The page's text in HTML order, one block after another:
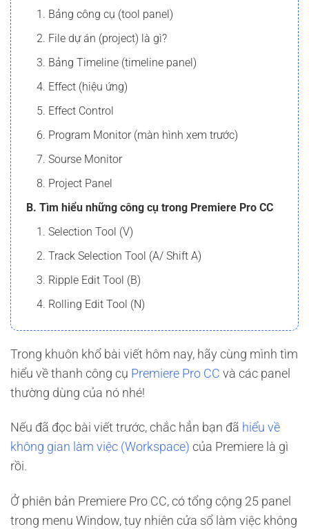
1. Bảng công cụ (tool panel)
2. File dự án (project) là gì?
3. Bảng Timeline (timeline panel)
4. Effect (hiệu ứng)
5. Effect Control
6. Program Monitor (màn hình xem trước)
7. Sourse Monitor
8. Project Panel
B. Tìm hiểu những công cụ trong Premiere Pro CC
1. Selection Tool (V)
2. Track Selection Tool (A/ Shift A)
3. Ripple Edit Tool (B)
4. Rolling Edit Tool (N)
5. Rate Stretch Tool (R)
6. Razor Tool (C)
7. Slip Tool (Y)
8. Slide tool (U)
9. Pen tool (P)
10. Rectangle và Ellipse tool
12. Zoom tool (Z)
13. Type tool (T)
Trong khuôn khổ bài viết hôm nay, hãy cùng mình tìm
hiểu về thanh công cụ Premiere Pro CC và các panel
thường dùng của nó nhé!
Nếu đã đọc bài viết trước, chắc hẳn bạn đã hiểu về
không gian làm việc (Workspace) của Premiere là gì
rồi.
Ở phiên bản Premiere Pro CC, có tổng cộng 25 panel
trong menu Window, tuy nhiên cửa sổ làm việc không